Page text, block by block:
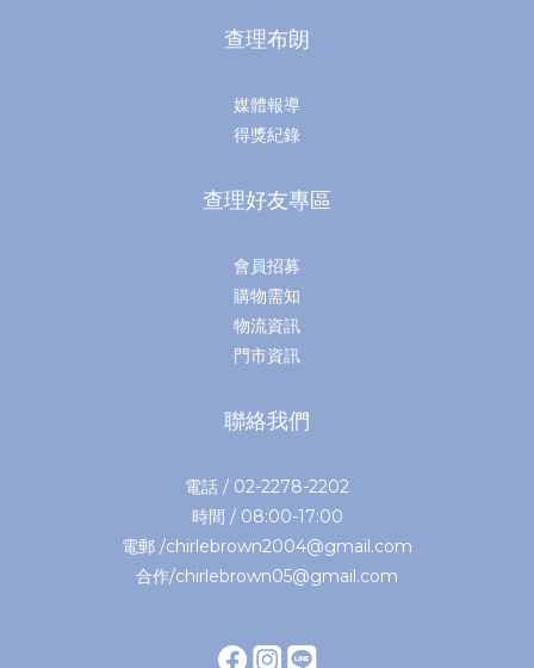
查理布朗
媒體報導
得獎紀錄
查理好友專區
會員招募
購物需知
物流資訊
門市資訊
聯絡我們
電話 / 02-2278-2202
時間 / 08:00-17:00
電郵 /chirlebrown2004@gmail.com
合作/chirlebrown05@gmail.com